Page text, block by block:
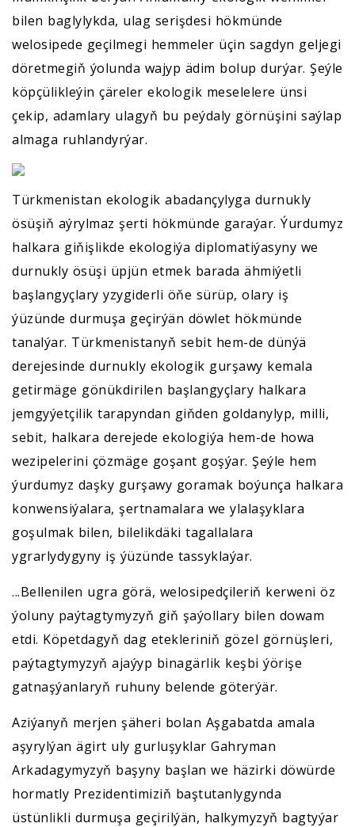
bilen baglylykda, ulag serişdesi hökmünde
welosipede geçilmegi hemmeler üçin sagdyn geljegi
döretmegiň ýolunda wajyp ädim bolup durýar. Şeýle
köpçülikleýin çäreler ekologik meselelere ünsi
çekip, adamlary ulagyň bu peýdaly görnüşini saýlap
almaga ruhlandyrýar.
Türkmenistan ekologik abadançylyga durnukly
ösüşiň aýrylmaz şerti hökmünde garaýar. Ýurdumyz
halkara giňişlikde ekologiýa diplomatiýasyny we
durnukly ösüşi üpjün etmek barada ähmiýetli
başlangyçlary yzygiderli öňe sürüp, olary iş
ýüzünde durmuşa geçirýän döwlet hökmünde
tanalýar. Türkmenistanyň sebit hem-de dünýä
derejesinde durnukly ekologik gurşawy kemala
getirmäge gönükdirilen başlangyçlary halkara
jemgyýetçilik tarapyndan giňden goldanylyp, milli,
sebit, halkara derejede ekologiýa hem-de howa
wezipelerini çözmäge goşant goşýar. Şeýle hem
ýurdumyz daşky gurşawy goramak boýunça halkara
konwensiýalara, şertnamalara we ylalaşyklara
goşulmak bilen, bilelikdäki tagallalara
ygrarlydygyny iş ýüzünde tassyklaýar.
...Bellenilen ugra görä, welosipedçileriň kerweni öz
ýoluny paýtagtymyzyň giň şaýollary bilen dowam
etdi. Köpetdagyň dag etekleriniň gözel görnüşleri,
paýtagtymyzyň ajaýyp binagärlik keşbi ýörişe
gatnaşýanlaryň ruhuny belende göterýär.
Aziýanyň merjen şäheri bolan Aşgabatda amala
aşyrylýan ägirt uly gurluşyklar Gahryman
Arkadagymyzyň başyny başlan we häzirki döwürde
hormatly Prezidentimiziň baştutanlygynda
üstünlikli durmuşa geçirilýän, halkymyzyň bagtyýar